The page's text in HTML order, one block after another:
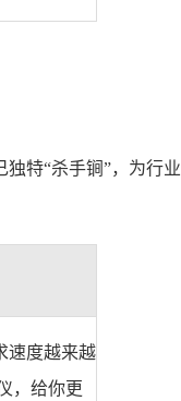
特“杀手锏”，为行业
速度越来越
，给你更